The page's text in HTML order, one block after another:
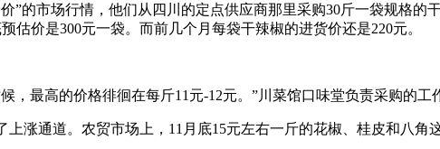
”的市场行情，他们从四川的定点供应商那里采购30斤一袋规格的
估价是300元一袋。而前几个月每袋干辣椒的进货价还是220元。
，最高的价格徘徊在每斤11元-12元。”川菜馆口味堂负责采购的工
涨通道。农贸市场上，11月底15元左右一斤的花椒、桂皮和八角